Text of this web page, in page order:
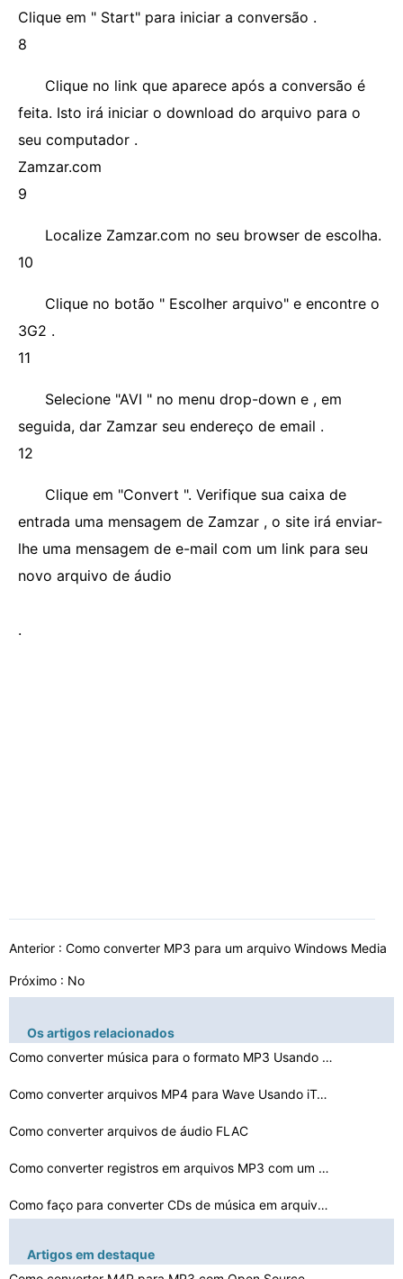
Clique em " Start" para iniciar a conversão .
8
Clique no link que aparece após a conversão é
feita. Isto irá iniciar o download do arquivo para o
seu computador .
Zamzar.com
9
Localize Zamzar.com no seu browser de escolha.
10
Clique no botão " Escolher arquivo" e encontre o
3G2 .
11
Selecione "AVI " no menu drop-down e , em
seguida, dar Zamzar seu endereço de email .
12
Clique em "Convert ". Verifique sua caixa de
entrada uma mensagem de Zamzar , o site irá enviar-
lhe uma mensagem de e-mail com um link para seu
novo arquivo de áudio
.
Anterior : Como converter MP3 para um arquivo Windows Media
Próximo : No
Os artigos relacionados
Como converter música para o formato MP3 Usando LameFE…
Como converter arquivos MP4 para Wave Usando iTunes
Como converter arquivos de áudio FLAC
Como converter registros em arquivos MP3 com um program…
Como faço para converter CDs de música em arquivos MI…
Artigos em destaque